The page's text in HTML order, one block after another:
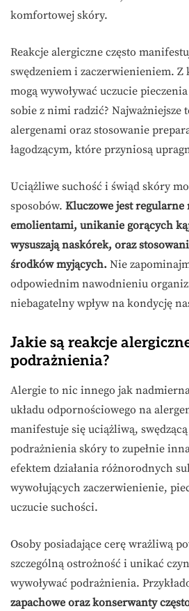
komfortowej skóry.
Reakcje alergiczne często
swędzeniem i zaczerwienieniem.
mogą wywoływać uczucie
sobie z nimi radzić?
alergenami oraz stosowanie
łagodzącym, które przyniosą
Uciążliwe suchość i świąd skóry
sposobów. Kluczowe jest regularne
emolientami, unikanie gorących
wysuszają naskórek, oraz
środków myjących. Nie
odpowiednim nawodnieniu
niebagatelny wpływ na kondycję
Jakie są reakcje
podrażnienia?
Alergie to nic innego jak
układu odpornościowego na
manifestuje się uciążliwą,
podrażnienia skóry to zupełnie
efektem działania różnorodnych
wywołujących zaczerwienienie,
uczucie suchości.
Osoby posiadające cerę wrażliwą
szczególną ostrożność i unikać
wywoływać podrażnienia.
zapachowe oraz konserwanty